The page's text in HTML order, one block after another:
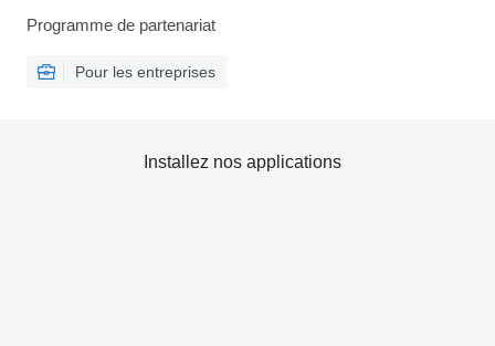
Programme de partenariat
Pour les entreprises
Installez nos applications